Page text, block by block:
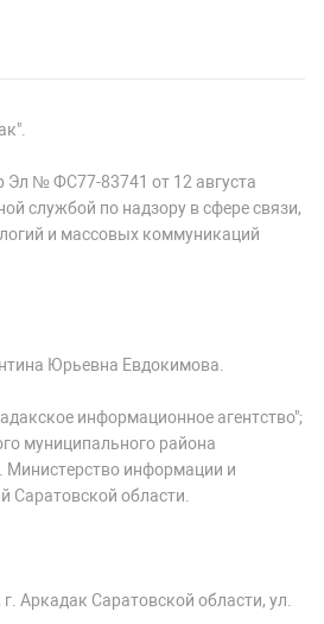
Эл № ФС77-83741 от 12 августа
службой по надзору в сфере связи,
и массовых коммуникаций
Юрьевна Евдокимова.
информационное агентство";
муниципального района
Министерство информации и
Саратовской области.
Аркадак Саратовской области, ул.